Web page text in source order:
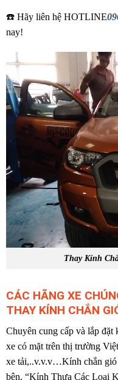
☎️ Hãy liên hệ HOTLINE
nay!
Thay Kính
CÁC HÃNG XE
THAY KÍNH CHẮN
Chuyên cung cấp và lắp đặt
xe có mặt trên thị trường
xe tải,..v.v.v…Kính chắn gió
bên, “Kính Thưa Các Loại